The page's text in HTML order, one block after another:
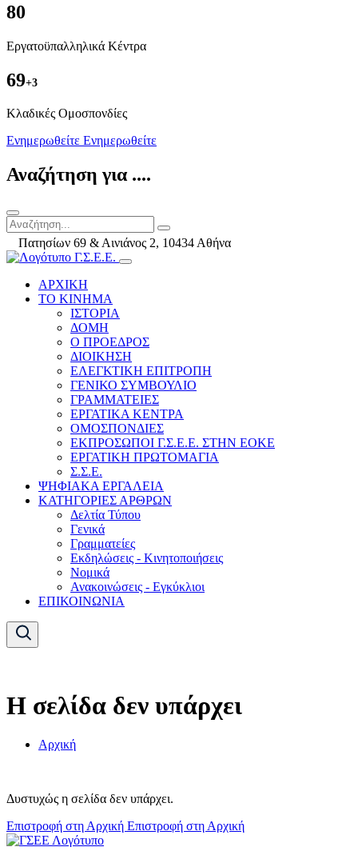
80
Εργατοϋπαλληλικά Κέντρα
69+3
Kλαδικές Ομοσπονδίες
Ενημερωθείτε Ενημερωθείτε
Αναζήτηση για ....
Πατησίων 69 & Αινιάνος 2, 10434 Αθήνα
ΑΡΧΙΚΗ
ΤΟ ΚΙΝΗΜΑ
ΙΣΤΟΡΙΑ
ΔΟΜΗ
Ο ΠΡΟΕΔΡΟΣ
ΔΙΟΙΚΗΣΗ
ΕΛΕΓΚΤΙΚΗ ΕΠΙΤΡΟΠΗ
ΓΕΝΙΚΟ ΣΥΜΒΟΥΛΙΟ
ΓΡΑΜΜΑΤΕΙΕΣ
ΕΡΓΑΤΙΚΑ ΚΕΝΤΡΑ
ΟΜΟΣΠΟΝΔΙΕΣ
ΕΚΠΡΟΣΩΠΟΙ Γ.Σ.Ε.Ε. ΣΤΗΝ ΕΟΚΕ
ΕΡΓΑΤΙΚΗ ΠΡΩΤΟΜΑΓΙΑ
Σ.Σ.Ε.
ΨΗΦΙΑΚΑ ΕΡΓΑΛΕΙΑ
ΚΑΤΗΓΟΡΙΕΣ ΑΡΘΡΩΝ
Δελτία Τύπου
Γενικά
Γραμματείες
Εκδηλώσεις - Κινητοποιήσεις
Νομικά
Ανακοινώσεις - Εγκύκλιοι
ΕΠΙΚΟΙΝΩΝΙΑ
Η σελίδα δεν υπάρχει
Αρχική
Δυστυχώς η σελίδα δεν υπάρχει.
Επιστροφή στη Αρχική Επιστροφή στη Αρχική